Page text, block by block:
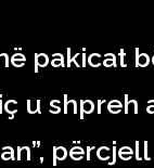
pakicat
u shpreh